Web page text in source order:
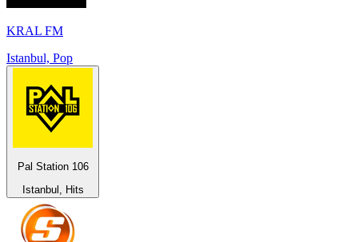
KRAL FM
Istanbul, Pop
Pal Station 106
Istanbul, Hits